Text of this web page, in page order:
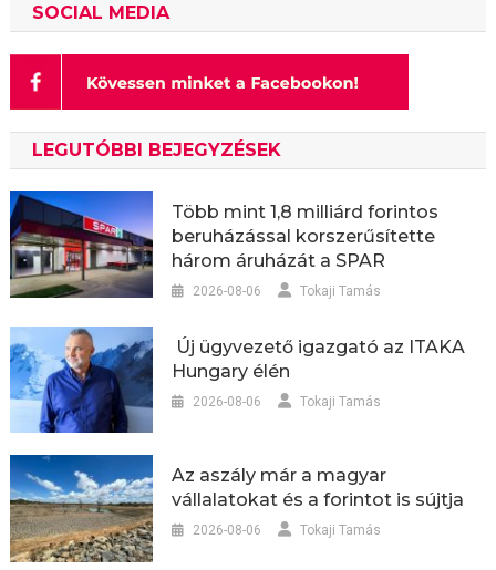
SOCIAL MEDIA
LEGUTÓBBI BEJEGYZÉSEK
Több mint 1,8 milliárd forintos
beruházással korszerűsítette
három áruházát a SPAR
2026-08-06 Tokaji Tamás
Új ügyvezető igazgató az ITAKA
Hungary élén
2026-08-06 Tokaji Tamás
Az aszály már a magyar
vállalatokat és a forintot is sújtja
2026-08-06 Tokaji Tamás